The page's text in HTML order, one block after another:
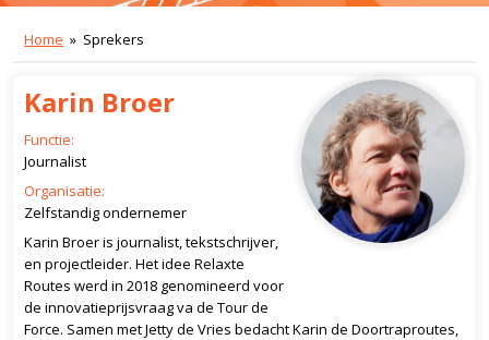
Home » Sprekers
Karin Broer
Functie:
Journalist
Organisatie:
Zelfstandig ondernemer
Karin Broer is journalist, tekstschrijver,
en projectleider. Het idee Relaxte
Routes werd in 2018 genomineerd voor
de innovatieprijsvraag va de Tour de
Force. Samen met Jetty de Vries bedacht Karin de Doortraproutes,